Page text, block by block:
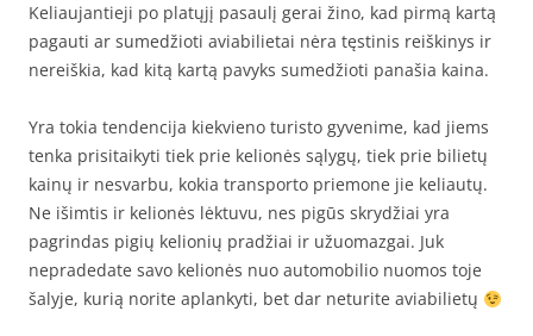
Keliaujantieji po platųjį pasaulį gerai žino, kad pirmą kartą
pagauti ar sumedžioti aviabilietai nėra tęstinis reiškinys ir
nereiškia, kad kitą kartą pavyks sumedžioti panašia kaina.
Yra tokia tendencija kiekvieno turisto gyvenime, kad jiems
tenka prisitaikyti tiek prie kelionės sąlygų, tiek prie bilietų
kainų ir nesvarbu, kokia transporto priemone jie keliautų.
Ne išimtis ir kelionės lėktuvu, nes pigūs skrydžiai yra
pagrindas pigių kelionių pradžiai ir užuomazgai. Juk
nepradedate savo kelionės nuo automobilio nuomos toje
šalyje, kurią norite aplankyti, bet dar neturite aviabilietų